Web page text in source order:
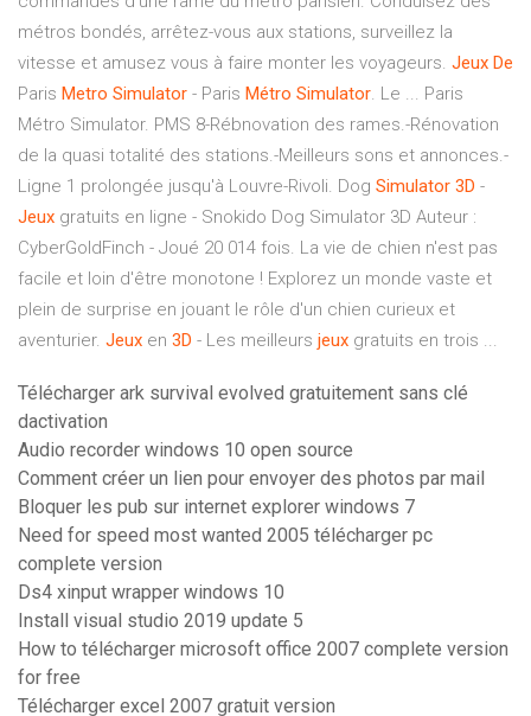
métros bondés, arrêtez-vous aux stations, surveillez la
vitesse et amusez vous à faire monter les voyageurs. Jeux De
Paris Metro Simulator - Paris Métro Simulator. Le ... Paris
Métro Simulator. PMS 8-Rébnovation des rames.-Rénovation
de la quasi totalité des stations.-Meilleurs sons et annonces.-
Ligne 1 prolongée jusqu'à Louvre-Rivoli. Dog Simulator 3D -
Jeux gratuits en ligne - Snokido Dog Simulator 3D Auteur :
CyberGoldFinch - Joué 20 014 fois. La vie de chien n'est pas
facile et loin d'être monotone ! Explorez un monde vaste et
plein de surprise en jouant le rôle d'un chien curieux et
aventurier. Jeux en 3D - Les meilleurs jeux gratuits en trois ...
Télécharger ark survival evolved gratuitement sans clé
dactivation
Audio recorder windows 10 open source
Comment créer un lien pour envoyer des photos par mail
Bloquer les pub sur internet explorer windows 7
Need for speed most wanted 2005 télécharger pc
complete version
Ds4 xinput wrapper windows 10
Install visual studio 2019 update 5
How to télécharger microsoft office 2007 complete version
for free
Télécharger excel 2007 gratuit version